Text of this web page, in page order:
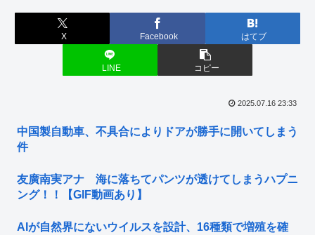
X Facebook はてブ
LINE コピー
2025.07.16 23:33
中国製自動車、不具合によりドアが勝手に開いてしまう
件
友廣南実アナ 海に落ちてパンツが透けてしまうハプニ
ング！！【GIF動画あり】
AIが自然界にないウイルスを設計、16種類で増殖を確